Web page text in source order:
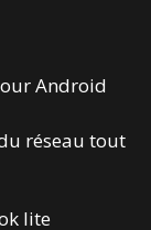
Android
réseau tout
lite